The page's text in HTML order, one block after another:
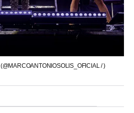
(@MARCOANTONIOSOLIS_OFICIAL / )